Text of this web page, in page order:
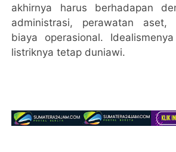
akhirnya harus berhadapan
administrasi, perawatan aset,
biaya operasional.
listriknya tetap duniawi.